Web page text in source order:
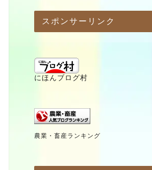
スポンサーリンク
にほんブログ村
農業・畜産ランキング